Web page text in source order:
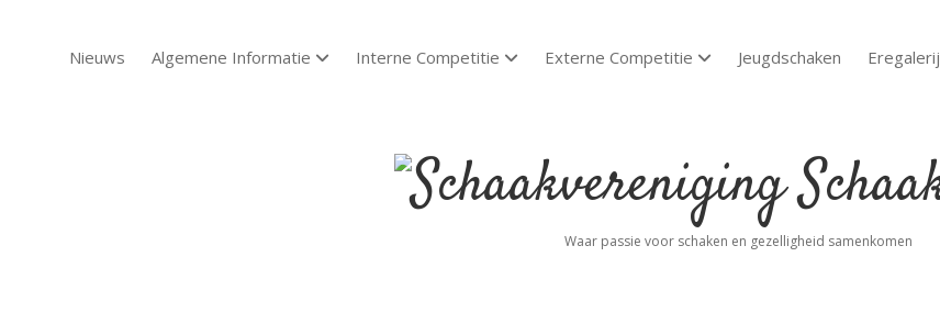
Nieuws Algemene Informatie open dropdown menu
Interne Competitie open dropdown menu
Externe Competitie open dropdown menu
Jeugdschaken Eregalerij
Schaakvereniging
SchaakwoudeWaar passie voor schaken en gezelligheid samenkomen